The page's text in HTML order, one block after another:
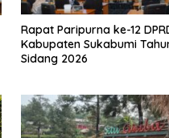
Rapat Paripurna ke-12
Kabupaten Sukabumi
Sidang 2026